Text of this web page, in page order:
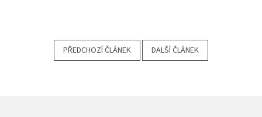
PŘEDCHOZÍ ČLÁNEK DALŠÍ ČLÁNEK